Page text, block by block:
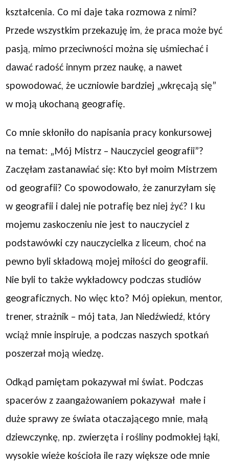
kształcenia. Co mi daje taka rozmowa z nimi?
Przede wszystkim przekazuję im, że praca może być
pasją, mimo przeciwności można się uśmiechać i
dawać radość innym przez naukę, a nawet
spowodować, że uczniowie bardziej „wkręcają się”
w moją ukochaną geografię.
Co mnie skłoniło do napisania pracy konkursowej
na temat: „Mój Mistrz – Nauczyciel geografii”?
Zaczęłam zastanawiać się: Kto był moim Mistrzem
od geografii? Co spowodowało, że zanurzyłam się
w geografii i dalej nie potrafię bez niej żyć? I ku
mojemu zaskoczeniu nie jest to nauczyciel z
podstawówki czy nauczycielka z liceum, choć na
pewno byli składową mojej miłości do geografii.
Nie byli to także wykładowcy podczas studiów
geograficznych. No więc kto? Mój opiekun, mentor,
trener, strażnik – mój tata, Jan Niedźwiedź, który
wciąż mnie inspiruje, a podczas naszych spotkań
poszerzał moją wiedzę.
Odkąd pamiętam pokazywał mi świat. Podczas
spacerów z zaangażowaniem pokazywał małe i
duże sprawy ze świata otaczającego mnie, małą
dziewczynkę, np. zwierzęta i rośliny podmokłej łąki,
wysokie wieże kościoła ile razy większe ode mnie